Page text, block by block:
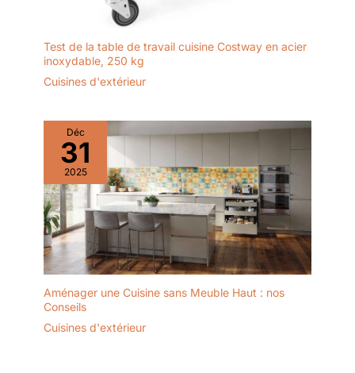
Test de la table de travail cuisine Costway en acier
inoxydable, 250 kg
Cuisines d'extérieur
Déc
31
2025
Aménager une Cuisine sans Meuble Haut : nos
Conseils
Cuisines d'extérieur